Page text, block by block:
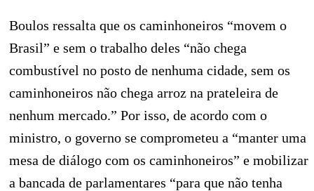
Boulos ressalta que os caminhoneiros “movem o
Brasil” e sem o trabalho deles “não chega
combustível no posto de nenhuma cidade, sem os
caminhoneiros não chega arroz na prateleira de
nenhum mercado.” Por isso, de acordo com o
ministro, o governo se comprometeu a “manter uma
mesa de diálogo com os caminhoneiros” e mobilizar
a bancada de parlamentares “para que não tenha